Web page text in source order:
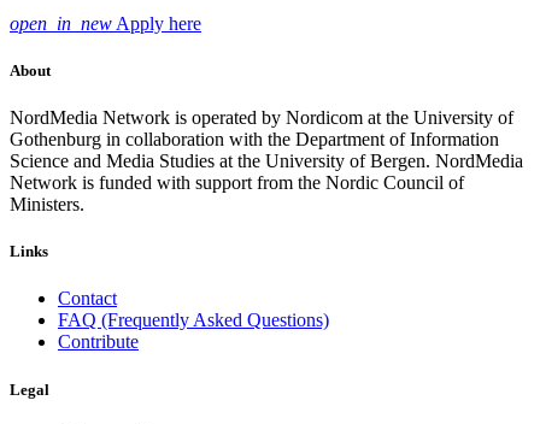
open_in_new Apply here
About
NordMedia Network is operated by Nordicom at the University of
Gothenburg in collaboration with the Department of Information
Science and Media Studies at the University of Bergen. NordMedia
Network is funded with support from the Nordic Council of
Ministers.
Links
Contact
FAQ (Frequently Asked Questions)
Contribute
Legal